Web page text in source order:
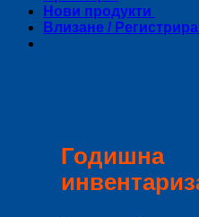
Нови продукти
Влизане /
Годишна